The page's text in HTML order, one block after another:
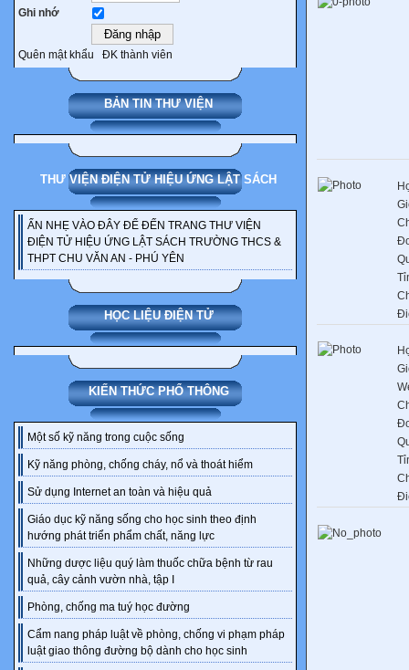
Ghi nhớ
Quên mật khẩu ĐK thành viên
BẢN TIN THƯ VIỆN
THƯ VIỆN ĐIỆN TỬ HIỆU ỨNG LẬT SÁCH
ẤN NHẸ VÀO ĐÂY ĐỂ ĐẾN TRANG THƯ VIỆN
ĐIỆN TỬ HIỆU ỨNG LẬT SÁCH TRƯỜNG THCS &
THPT CHU VĂN AN - PHÚ YÊN
HỌC LIỆU ĐIỆN TỬ
KIẾN THỨC PHỔ THÔNG
Một số kỹ năng trong cuộc sống
Kỹ năng phòng, chống cháy, nổ và thoát hiểm
Sử dụng Internet an toàn và hiệu quả
Giáo dục kỹ năng sống cho học sinh theo định
hướng phát triển phẩm chất, năng lực
Những dược liệu quý làm thuốc chữa bệnh từ rau
quả, cây cảnh vườn nhà, tập I
Phòng, chống ma tuý học đường
Cẩm nang pháp luật về phòng, chống vi phạm pháp
luật giao thông đường bộ dành cho học sinh